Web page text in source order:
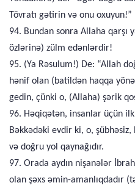
Tövratı gətirin və onu oxuyun!”
94. Bundan sonra Allaha qarşı
özlərinə) zülm edənlərdir!
95. (Ya Rəsulum!) De: “Allah
hənif olan (batildən haqqa
gedin, çünki o, (Allaha) şərik
96. Həqiqətən, insanlar üçün
Bəkkədəki evdir ki, o,
və doğru yol qaynağıdır.
97. Orada aydın nişanələr
olan şəxs əmin-amanlıqdadır